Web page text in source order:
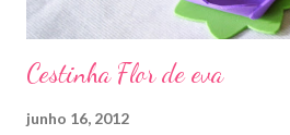
Cestinha Flor de eva
junho 16, 2012